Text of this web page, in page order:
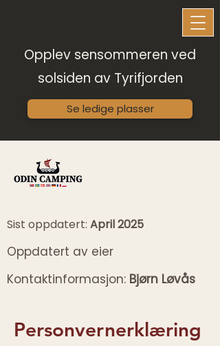
Opplev sensommeren ved
solsiden av Tyrifjorden
Se ledige plasser
Sist oppdatert: April 2025
Oppdatert av eier
Kontaktinformasjon: Bjørn Løvås
Personvernerklæring